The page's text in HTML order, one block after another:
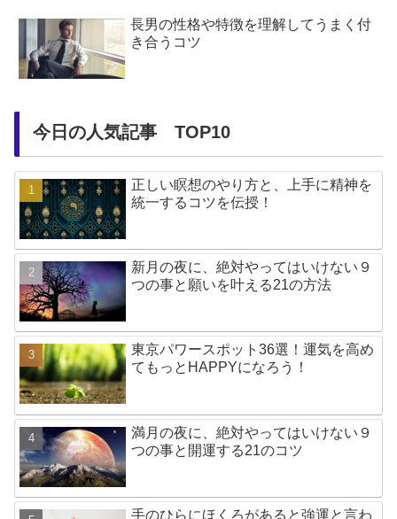
長男の性格や特徴を理解してうまく付
き合うコツ
今日の人気記事 TOP10
正しい瞑想のやり方と、上手に精神を
統一するコツを伝授！
新月の夜に、絶対やってはいけない９
つの事と願いを叶える21の方法
東京パワースポット36選！運気を高め
てもっとHAPPYになろう！
満月の夜に、絶対やってはいけない９
つの事と開運する21のコツ
手のひらにほくろがあると強運と言わ